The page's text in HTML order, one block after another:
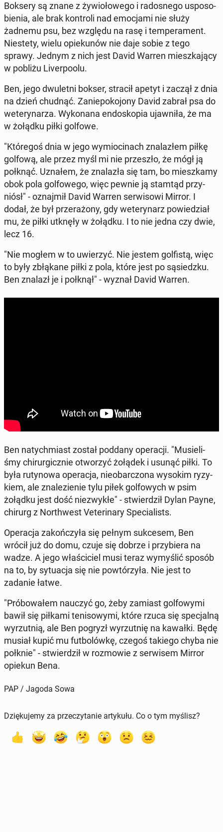
Boksery są znane z ży­wio­ło­we­go i ra­do­sne­go uspo­so­
bie­nia, ale brak kon­tro­li nad emo­cja­mi nie służy
żadnemu psu, bez względu na rasę i tem­pe­ra­ment.
Nie­ste­ty, wielu opie­ku­nów nie daje sobie z tego
sprawy. Jednym z nich jest David Warren miesz­ka­ją­cy
w pobliżu Li­ver­po­olu.
Ben, jego dwu­let­ni bokser, stracił apetyt i zaczął z dnia
na dzień chudnąć. Za­nie­po­ko­jo­ny David zabrał psa do
we­te­ry­na­rza. Wy­ko­na­na en­do­sko­pia ujaw­ni­ła, że ma
w żołądku piłki golfowe.
"Któ­re­goś dnia w jego wy­mio­ci­nach zna­la­złem piłkę
golfową, ale przez myśl mi nie prze­szło, że mógł ją
połknąć. Uznałem, że zna­la­zła się tam, bo miesz­ka­my
obok pola gol­fo­we­go, więc pewnie ją stamtąd przy­
niósł" - oznaj­mił David Warren ser­wi­so­wi Mirror. I
dodał, że był prze­ra­żo­ny, gdy we­te­ry­narz po­wie­dział
mu, że piłki utknęły w żołądku. I to nie jedna czy dwie,
lecz 16.
"Nie mogłem w to uwie­rzyć. Nie jestem gol­fi­stą, więc
to były zbłą­ka­ne piłki z pola, które jest po są­siedz­ku.
Ben znalazł je i połknął" - wyznał David Warren.
Ben na­tych­miast został poddany ope­ra­cji. "Mu­sie­li­
śmy chi­rur­gicz­nie otwo­rzyć żołądek i usunąć piłki. To
była ru­ty­no­wa ope­ra­cja, nie­obar­czo­na wysokim ry­zy­
kiem, ale zna­le­zie­nie tylu piłek gol­fo­wych w psim
żołądku jest dość nie­zwy­kłe" - stwier­dził Dylan Payne,
chirurg z Nor­th­west Ve­te­ri­na­ry Spe­cia­li­sts.
Ope­ra­cja za­koń­czy­ła się pełnym suk­ce­sem, Ben
wrócił już do domu, czuje się dobrze i przy­bie­ra na
wadze. A jego wła­ści­ciel musi teraz wy­my­ślić sposób
na to, by sy­tu­acja się nie po­wtó­rzy­ła. Nie jest to
zadanie łatwe.
"Pró­bo­wa­łem nauczyć go, żeby zamiast gol­fo­wy­mi
bawił się piłkami te­ni­so­wy­mi, które rzuca się spe­cjal­ną
wy­rzut­nią, ale Ben pogryzł wy­rzut­nię na kawałki. Będę
musiał kupić mu fut­bo­lów­kę, czegoś takiego chyba nie
połknie" - stwier­dził w roz­mo­wie z ser­wi­sem Mirror
opiekun Bena.
PAP / Jagoda Sowa
Dziękujemy za przeczytanie artykułu. Co o tym myślisz?